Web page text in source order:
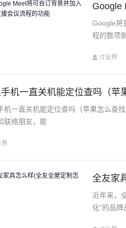
Google
Google将
程的数项
IT业界
机一直关机能定位查吗（苹
机一直关机能定位查吗（苹果怎么查
联络朋友，能
界
全友家
近年来，
化”的品